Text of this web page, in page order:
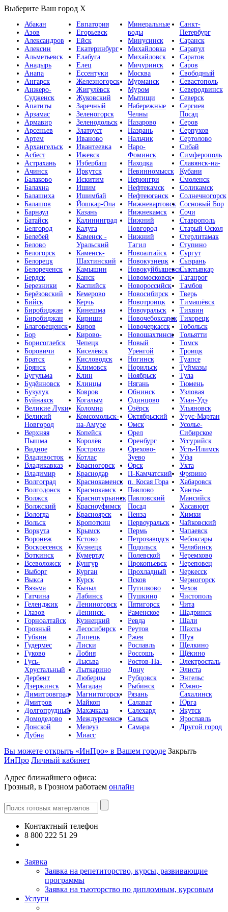
Выберите Ваш город X
Абакан
Азов
Александров
Алексин
Альметьевск
Анадырь
Анапа
Ангарск
Анжеро-
Судженск
Апатиты
Арзамас
Армавир
Арсеньев
Артем
Архангельск
Асбест
Астрахань
Ачинск
Балаково
Балахна
Балашиха
Балашов
Барнаул
Батайск
Белгород
Белебей
Белово
Белогорск
Белорецк
Белореченск
Бердск
Березники
Берёзовский
Бийск
Биробиджан
Биробиджан
Благовещенск
Бор
Борисоглебск
Боровичи
Братск
Брянск
Бугульма
Будённовск
Бузулук
Буйнакск
Великие Луки
Великий
Новгород
Верхняя
Пышма
Видное
Владивосток
Владикавказ
Владимир
Волгоград
Волгодонск
Волжск
Волжский
Вологда
Вольск
Воркута
Воронеж
Воскресенск
Воткинск
Всеволожск
Выборг
Выкса
Вязьма
Гатчина
Геленджик
Глазов
Горноалтайск
Грозный
Губкин
Гудермес
Гуково
Гусь-
Хрустальный
Дербент
Дзержинск
Димитровград
Дмитров
Долгопрудный
Домодедово
Донской
Дубна
Евпатория
Егорьевск
Ейск
Екатеринбург
Елабуга
Елец
Ессентуки
Железногорск
Жигулёвск
Жуковский
Заречный
Зеленогорск
Зеленодольск
Златоуст
Иваново
Ивантеевка
Ижевск
Избербаш
Иркутск
Искитим
Ишим
Ишимбай
Йошкар-Ола
Казань
Калининград
Калуга
Каменск -
Уральский
Каменск-
Шахтинский
Камышин
Канск
Каспийск
Кемерово
Керчь
Кинешма
Кириши
Киров
Кирово-
Чепецк
Киселёвск
Кисловодск
Климовск
Клин
Клинцы
Ковров
Когалым
Коломна
Комсомольск-
на-Амуре
Копейск
Королёв
Кострома
Котлас
Красногорск
Краснодар
Краснокаменск
Краснокамск
Краснотурьинск
Красноуфимск
Красноярск
Кропоткин
Крымск
Кстово
Кузнецк
Кумертау
Кунгур
Курган
Курск
Кызыл
Лабинск
Лениногорск
Ленинск-
Кузнецкий
Лесосибирск
Липецк
Лиски
Лобня
Лысьва
Лыткарино
Люберцы
Магадан
Магнитогорск
Майкоп
Махачкала
Междуреченск
Мелеуз
Миасс
Минеральные
воды
Минусинск
Михайловка
Михайловск
Мичуринск
Москва
Мурманск
Муром
Мытищи
Набережные
Челны
Назарово
Назрань
Нальчик
Наро-
Фоминск
Находка
Невинномысск
Нерюнгри
Нефтекамск
Нефтеюганск
Нижневартовск
Нижнекамск
Нижний
Новгород
Нижний
Тагил
Новоалтайск
Новокузнецк
Новокуйбышевск
Новомосковск
Новороссийск
Новосибирск
Новотроицк
Новоуральск
Новочебоксарск
Новочеркасск
Новошахтинск
Новый
Уренгой
Ногинск
Норильск
Ноябрьск
Нягань
Обнинск
Одинцово
Озёрск
Октябрьский
Омск
Орел
Оренбург
Орехово-
Зуево
Орск
П-Камчатский
п. Косая Гора
Павлово
Павловский
Посад
Пенза
Первоуральск
Пермь
Петрозаводск
Подольск
Полевской
Прокопьевск
Прохладный
Псков
Путилково
Пушкино
Пятигорск
Раменское
Ревда
Реутов
Ржев
Рославль
Россошь
Ростов-На-
Дону
Рубцовск
Рыбинск
Рязань
Салават
Салехард
Сальск
Самара
Санкт-
Петербург
Саранск
Сарапул
Саратов
Саров
Свободный
Севастополь
Северодвинск
Северск
Сергиев
Посад
Серов
Серпухов
Сертолово
Сибай
Симферополь
Славянск-на-
Кубани
Смоленск
Соликамск
Солнечногорск
Сосновый Бор
Сочи
Ставрополь
Старый Оскол
Стерлитамак
Ступино
Сургут
Сызрань
Сыктывкар
Таганрог
Тамбов
Тверь
Тимашёвск
Тихвин
Тихорецк
Тобольск
Тольятти
Томск
Троицк
Туапсе
Туймазы
Тула
Тюмень
Узловая
Улан-Удэ
Ульяновск
Урус-Мартан
Усолье-
Сибирское
Уссурийск
Усть-Илимск
Уфа
Ухта
Фрязино
Хабаровск
Ханты-
Мансийск
Хасавюрт
Химки
Чайковский
Чапаевск
Чебоксары
Челябинск
Черемхово
Череповец
Черкесск
Черногорск
Чехов
Чистополь
Чита
Шадринск
Шали
Шахты
Шуя
Щелкино
Щёкино
Электросталь
Элиста
Энгельс
Южно-
Сахалинск
Юрга
Якутск
Ярославль
Другой город
Вы можете открыть «ИнПро» в Вашем городе Закрыть
ИнПро Личный кабинет
Адрес ближайшего офиса:
Грозный, в Грозном работаем онлайн
Контактный телефон
8 800 222 51 29
Заявка
Заявка на репетиторство, курсы, развивающие
программы
Заявка на тьюторство по дипломным, курсовым
Услуги